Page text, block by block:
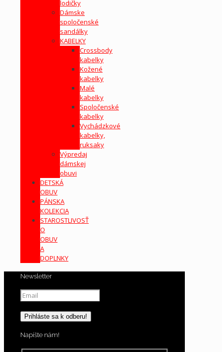
lodičky
Dámske
spoločenské
sandálky
KABELKY
Crossbody
kabelky
Kožené
kabelky
Malé
kabelky
Spoločenské
kabelky
Vychádzkové
kabelky,
ruksaky
Výpredaj
dámskej
obuvi
DETSKÁ
OBUV
PÁNSKA
KOLEKCIA
STAROSTLIVOSŤ
O
OBUV
A
DOPLNKY
Newsletter
Napíšte nám!